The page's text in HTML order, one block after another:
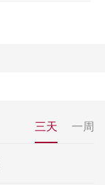
三天 一周